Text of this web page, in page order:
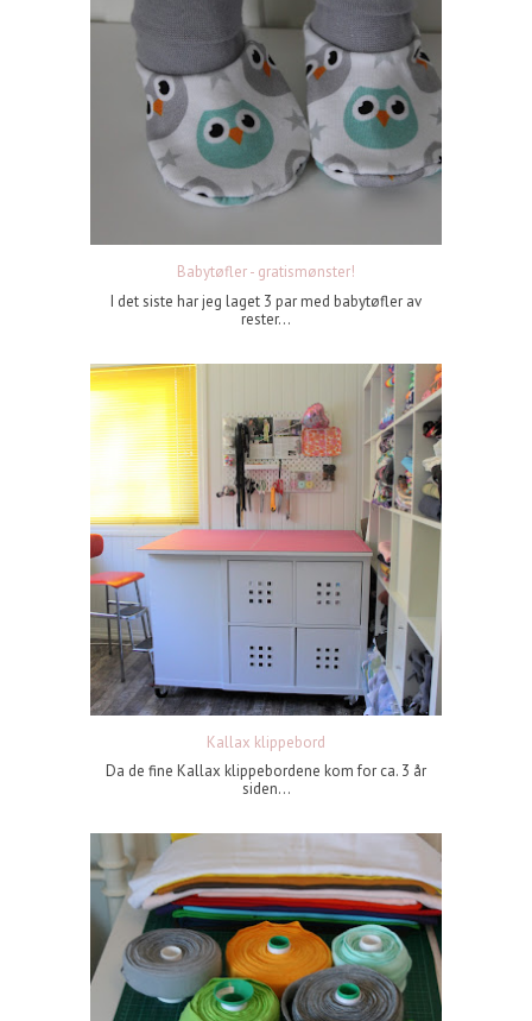
Babytøfler - gratismønster!
I det siste har jeg laget 3 par med babytøfler av
rester...
Kallax klippebord
Da de fine Kallax klippebordene kom for ca. 3 år
siden...